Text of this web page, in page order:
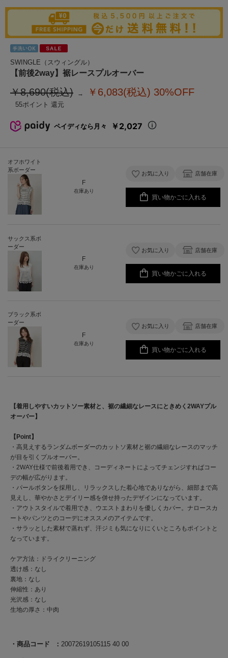
SWINGLE（スウィングル）
【前後2way】裾レースプルオーバー
￥8,690(税込) ￥6,083(税込) 30%OFF
商品コード 20072619105115 40 00
55
オフホワイト
系ボーダー
F
在庫あり
お気に入り 店舗在庫
買い物かごに入れる
サックス系ボ
ーダー
F
在庫あり
お気に入り 店舗在庫
買い物かごに入れる
ブラック系ボ
ーダー
F
在庫あり
お気に入り 店舗在庫
買い物かごに入れる
ペイディなら月々 ￥2,027
【着用しやすいカットソー素材と、裾の繊細なレースにときめく2WAYプル
オーバー】
【Point】
・高見えするランダムボーダーのカットソ素材と裾の繊細なレースのマッチ
が目を引くプルオーバー。
・2WAY仕様で前後着用でき、コーディネートによってチェンジすればコー
デの幅が広がります。
・パールボタンを採用し、リラックスした着心地でありながら、細部まで高
見えし、華やかさとデイリー感を併せ持ったデザインになっています。
・アウトスタイルで着用でき、ウエストまわりを優しくカバー。ナロースカ
ートやパンツとのコーデにオススメのアイテムです。
・サラッとした素材で蒸れず、汗ジミも気になりにくいところもポイントと
なっています。
ケア方法：ドライクリーニング
透け感：なし
裏地：なし
伸縮性：あり
光沢感：なし
生地の厚さ：中肉